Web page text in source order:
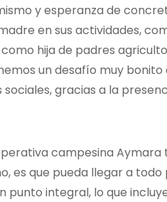
y esperanza de
en sus actividades,
hija de padres
un desafío muy
gracias a la
campesina Aymara
es que pueda llegar a
punto integral, lo que